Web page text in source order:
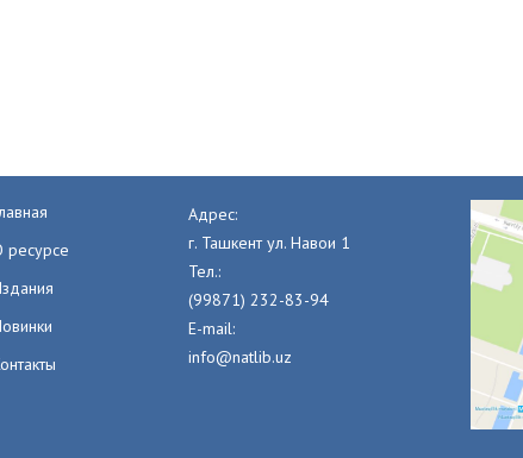
ресурсе
Адрес:
г. Ташкент ул. Навои 1
Тел.:
(99871) 232-83-94
E-mail:
info@natlib.uz